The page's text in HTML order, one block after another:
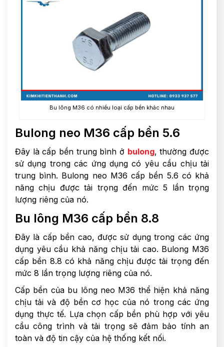
Bu lông M36 có nhiều loại cấp bền khác nhau
Bulong neo M36 cấp bền 5.6
Đây là cấp bền trung bình ở bulong, thường được
sử dụng trong các ứng dụng có yêu cầu chịu tải
trung bình. Bulong neo M36 cấp bền 5.6 có khả
năng chịu được tải trọng đến mức 5 lần trọng
lượng riêng của nó.
Bu lông M36 cấp bền 8.8
Đây là cấp bền cao, được sử dụng trong các ứng
dụng yêu cầu khả năng chịu tải cao. Bulong M36
cấp bền 8.8 có khả năng chịu được tải trọng đến
mức 8 lần trọng lượng riêng của nó.
Cấp bền của bu lông neo M36 thể hiện khả năng
chịu tải và độ bền cơ học của nó trong các ứng
dụng thực tế. Lựa chọn cấp bền phù hợp với yêu
cầu công trình và tải trọng sẽ đảm bảo tính an
toàn và độ tin cậy của hệ thống kết nối.